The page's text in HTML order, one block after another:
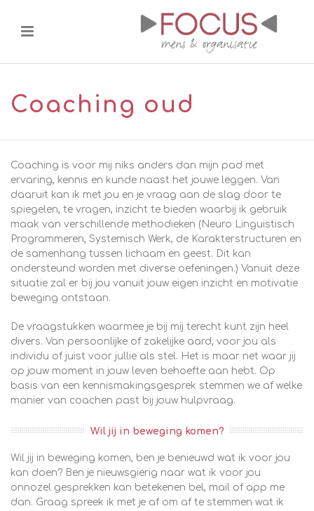
Coaching oud
Coaching is voor mij niks anders dan mijn pad met
ervaring, kennis en kunde naast het jouwe leggen. Van
daaruit kan ik met jou en je vraag aan de slag door te
spiegelen, te vragen, inzicht te bieden waarbij ik gebruik
maak van verschillende methodieken (Neuro Linguistisch
Programmeren, Systemisch Werk, de Karakterstructuren en
de samenhang tussen lichaam en geest. Dit kan
ondersteund worden met diverse oefeningen.) Vanuit deze
situatie zal er bij jou vanuit jouw eigen inzicht en motivatie
beweging ontstaan.
De vraagstukken waarmee je bij mij terecht kunt zijn heel
divers. Van persoonlijke of zakelijke aard, voor jou als
individu of juist voor jullie als stel. Het is maar net waar jij
op jouw moment in jouw leven behoefte aan hebt. Op
basis van een kennismakingsgesprek stemmen we af welke
manier van coachen past bij jouw hulpvraag.
Wil jij in beweging komen?
Wil jij in beweging komen, ben je benieuwd wat ik voor jou
kan doen? Ben je nieuwsgierig naar wat ik voor jou
onnozel gesprekken kan betekenen bel, mail of app me
dan. Graag spreek ik met je af om af te stemmen wat ik